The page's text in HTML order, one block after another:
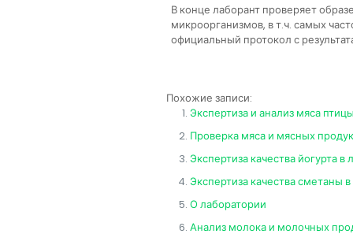
В конце лаборант проверяет
микроорганизмов, в т.ч. самых
официальный протокол с
Похожие записи:
Экспертиза и анализ мяса
Проверка мяса и мясных
Экспертиза качества йогурта в
Экспертиза качества сметаны
О лаборатории
Анализ молока и молочных